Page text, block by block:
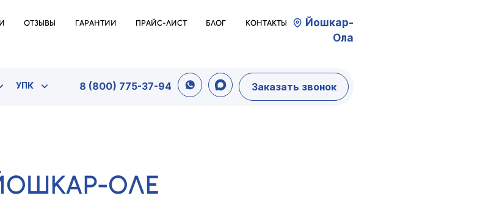
ОТЗЫВЫ ГАРАНТИИ ПРАЙС-ЛИСТ БЛОГ КОНТАКТЫ
Йошкар-
Ола
УПК 8 (800) 775-37-94 Заказать звонок
ОЛЕ